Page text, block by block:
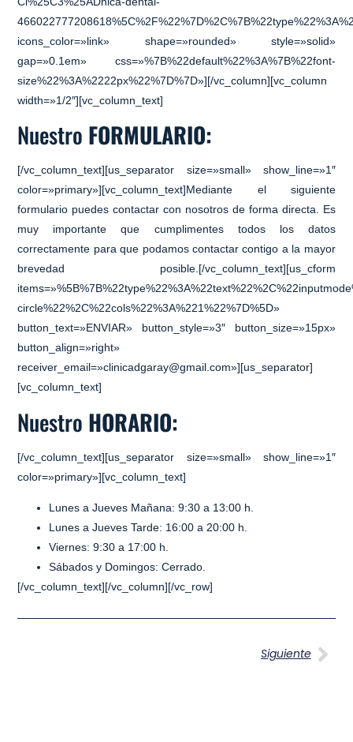
icons_color=»link» shape=»rounded» style=»solid»
gap=»0.1em» css=»%7B%22default%22%3A%7B%22font-
size%22%3A%2222px%22%7D%7D»][/vc_column][vc_column
width=»1/2″][vc_column_text]
Nuestro FORMULARIO:
[/vc_column_text][us_separator size=»small» show_line=»1″
color=»primary»][vc_column_text]Mediante el siguiente
formulario puedes contactar con nosotros de forma directa. Es
muy importante que cumplimentes todos los datos
correctamente para que podamos contactar contigo a la mayor
brevedad posible.[/vc_column_text][us_cform
circle%22%2C%22cols%22%3A%221%22%7D%5D»
button_text=»ENVIAR» button_style=»3″ button_size=»15px»
button_align=»right»
receiver_email=»clinicadgaray@gmail.com»][us_separator]
[vc_column_text]
Nuestro HORARIO:
[/vc_column_text][us_separator size=»small» show_line=»1″
color=»primary»][vc_column_text]
Lunes a Jueves Mañana:9:30 a 13:00 h.
Lunes a Jueves Tarde: 16:00 a 20:00 h.
Viernes:9:30 a 17:00 h.
Sábados y Domingos:Cerrado.
[/vc_column_text][/vc_column][/vc_row]
Siguiente